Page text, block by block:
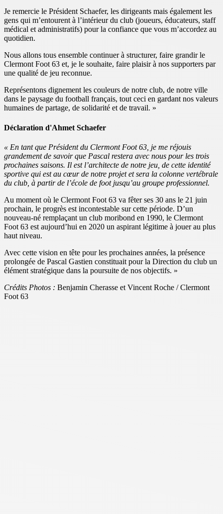
Je remercie le Président Schaefer, les dirigeants mais également les
gens qui m’entourent à l’intérieur du club (joueurs, éducateurs, staff
médical et administratifs) pour la confiance que vous m’accordez au
quotidien.
Nous allons tous ensemble continuer à structurer, faire grandir le
Clermont Foot 63 et, je le souhaite, faire plaisir à nos supporters par
une qualité de jeu reconnue.
Représentons dignement les couleurs de notre club, de notre ville
dans le paysage du football français, tout ceci en gardant nos valeurs
humaines de partage, de solidarité et de travail. »
Déclaration d'Ahmet Schaefer
« En tant que Président du Clermont Foot 63, je me réjouis
grandement de savoir que Pascal restera avec nous pour les trois
prochaines saisons. Il est l’architecte de notre jeu, de cette identité
sportive qui est au cœur de notre projet et sera la colonne vertébrale
du club, à partir de l’école de foot jusqu’au groupe professionnel.
Au moment où le Clermont Foot 63 va fêter ses 30 ans le 21 juin
prochain, le progrès est incontestable sur cette période. D’un
nouveau-né remplaçant un club moribond en 1990, le Clermont
Foot 63 est aujourd’hui en 2020 un aspirant légitime à jouer au plus
haut niveau.
Avec cette vision en tête pour les prochaines années, la présence
prolongée de Pascal Gastien constituait pour la Direction du club un
élément stratégique dans la poursuite de nos objectifs. »
Crédits Photos : Benjamin Cherasse et Vincent Roche / Clermont
Foot 63